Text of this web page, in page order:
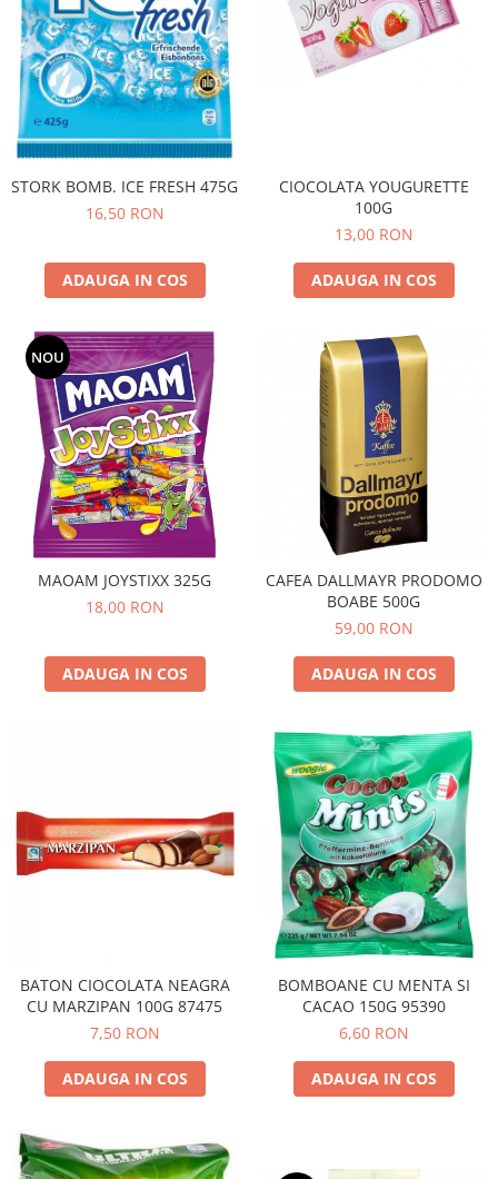
STORK BOMB. ICE FRESH 475G
16,50 RON
ADAUGA IN COS
CIOCOLATA YOUGURETTE
100G
13,00 RON
ADAUGA IN COS
NOU
MAOAM JOYSTIXX 325G
18,00 RON
ADAUGA IN COS
CAFEA DALLMAYR PRODOMO
BOABE 500G
59,00 RON
ADAUGA IN COS
BATON CIOCOLATA NEAGRA
CU MARZIPAN 100G 87475
7,50 RON
ADAUGA IN COS
BOMBOANE CU MENTA SI
CACAO 150G 95390
6,60 RON
ADAUGA IN COS